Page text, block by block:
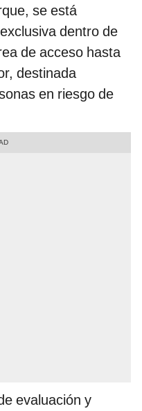
se está
dentro de
de acceso hasta
destinada
en riesgo de
evaluación y